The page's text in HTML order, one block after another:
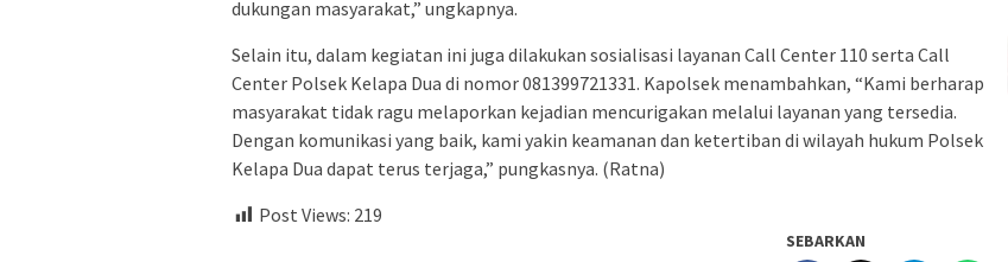
dukungan masyarakat,” ungkapnya.
Selain itu, dalam kegiatan ini juga dilakukan sosialisasi layanan Call Center 110 serta Call
Center Polsek Kelapa Dua di nomor 081399721331. Kapolsek menambahkan, “Kami berharap
masyarakat tidak ragu melaporkan kejadian mencurigakan melalui layanan yang tersedia.
Dengan komunikasi yang baik, kami yakin keamanan dan ketertiban di wilayah hukum Polsek
Kelapa Dua dapat terus terjaga,” pungkasnya. (Ratna)
Post Views: 219
SEBARKAN